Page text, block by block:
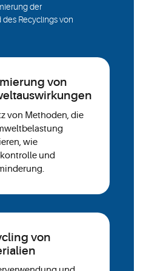
der
Recyclings von
von
von Methoden, die
wie
und
von